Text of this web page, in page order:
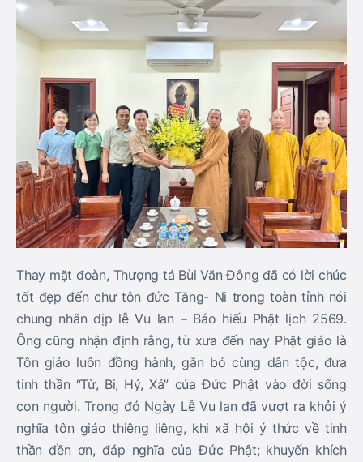
Thay mặt đoàn, Thượng tá Bùi Văn Đông đã có lời chúc
tốt đẹp đến chư tôn đức Tăng- Ni trong toàn tỉnh nói
chung nhân dịp lễ Vu lan – Báo hiếu Phật lịch 2569.
Ông cũng nhận định rằng, từ xưa đến nay Phật giáo là
Tôn giáo luôn đồng hành, gắn bó cùng dân tộc, đưa
tinh thần “Từ, Bi, Hỷ, Xả” của Đức Phật vào đời sống
con người. Trong đó Ngày Lễ Vu lan đã vượt ra khỏi ý
nghĩa tôn giáo thiêng liêng, khi xã hội ý thức về tinh
thần đền ơn, đáp nghĩa của Đức Phật; khuyến khích